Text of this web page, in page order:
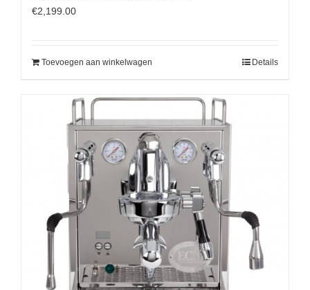
€2,199.00
Toevoegen aan winkelwagen Details